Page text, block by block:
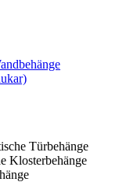
Türbehänge
Klosterbehänge